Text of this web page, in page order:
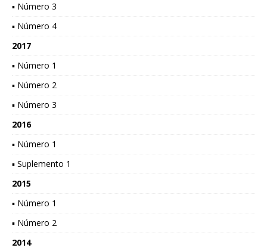
▪ Número 3
▪ Número 4
2017
▪ Número 1
▪ Número 2
▪ Número 3
2016
▪ Número 1
▪ Suplemento 1
2015
▪ Número 1
▪ Número 2
2014